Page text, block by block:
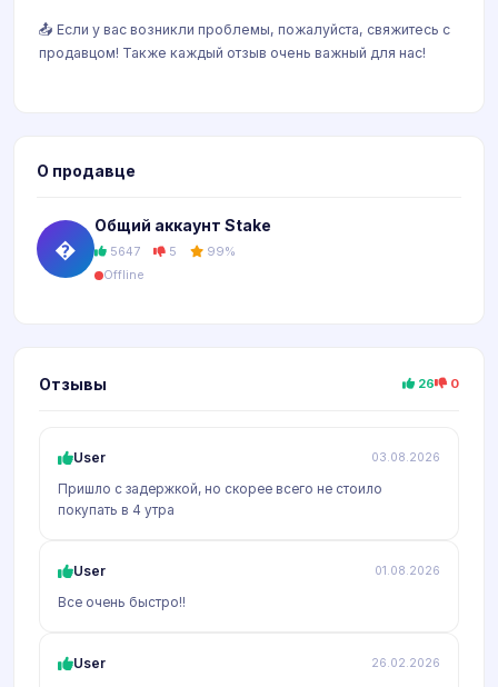
📤 Если у вас возникли проблемы, пожалуйста, свяжитесь с
продавцом! Также каждый отзыв очень важный для нас!
О продавце
�
Общий аккаунт Stake
5647 5 99%
Offline
Отзывы 26 0
User 03.08.2026
Пришло с задержкой, но скорее всего не стоило
покупать в 4 утра
User 01.08.2026
Все очень быстро!!
User 26.02.2026